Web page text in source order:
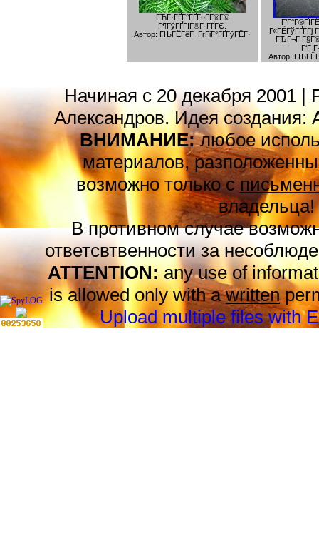
ГЋГ·ГҐГ°ГҐГ¤Г­Г®Г©
Г¶ГўГҐГІГ®Г·ГҐГЄ.
Автор: ГЊГЁГёГ ГѓГіГ°ГҐГўГЁГ·
Г«ГЁГўГҐГ­Гј
ГЂГ¬Г
Г‘Г
Автор:
Начиная с 20 декабря 2001 |
Александров. Идея создания:
ВНИМАНИЕ:любое
материалов,
возможно только с
владельца!
В противном случае
ответсвтвенности за
ATTENTION:any use of
is allowed only with awritten
Upload multiple files with